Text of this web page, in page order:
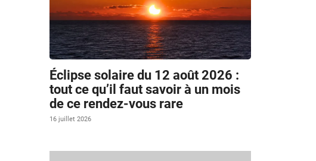
Éclipse solaire du 12 août 2026 :
tout ce qu’il faut savoir à un mois
de ce rendez-vous rare
16 juillet 2026